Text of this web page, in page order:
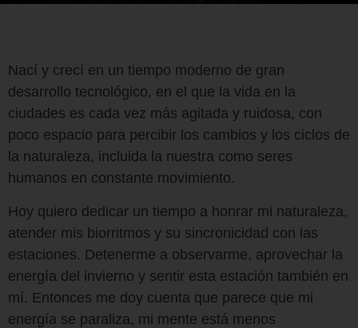
Nací y crecí en un tiempo moderno de gran
desarrollo tecnológico, en el que la vida en la
ciudades es cada vez más agitada y ruidosa, con
poco espacio para percibir los cambios y los ciclos de
la naturaleza, incluida la nuestra como seres
humanos en constante movimiento.
Hoy quiero dedicar un tiempo a honrar mi naturaleza,
atender mis biorritmos y su sincronicidad con las
estaciones. Detenerme a observarme, aprovechar la
energía del invierno y sentir esta estación también en
mí. Entonces me doy cuenta que parece que mi
energía se paraliza, mi mente está menos